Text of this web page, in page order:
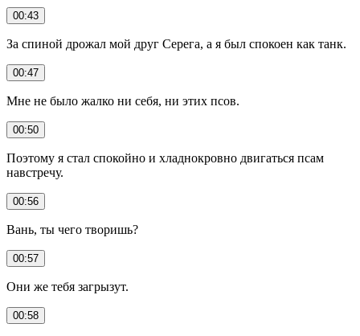
00:43
За спиной дрожал мой друг Серега, а я был спокоен как танк.
00:47
Мне не было жалко ни себя, ни этих псов.
00:50
Поэтому я стал спокойно и хладнокровно двигаться псам
навстречу.
00:56
Вань, ты чего творишь?
00:57
Они же тебя загрызут.
00:58